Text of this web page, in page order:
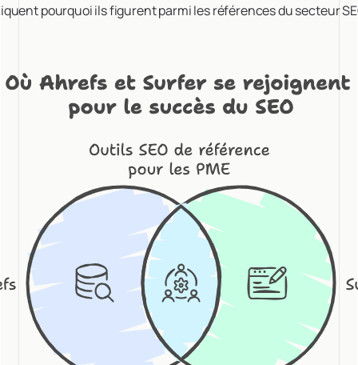
pourquoi ils figurent parmi les références du secteur